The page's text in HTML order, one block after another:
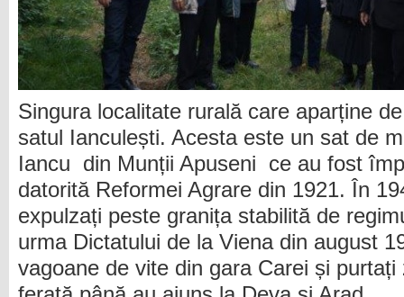
Singura localitate rurală care aparține
satul Ianculești. Acesta este un sat de
Iancu din Munții Apuseni ce au fost
datorită Reformei Agrare din 1921. În
expulzați peste granița stabilită de
urma Dictatului de la Viena din august
vagoane de vite din gara Carei și